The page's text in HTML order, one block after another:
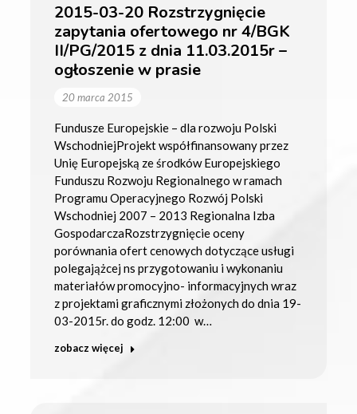
2015-03-20 Rozstrzygnięcie
zapytania ofertowego nr 4/BGK
II/PG/2015 z dnia 11.03.2015r –
ogłoszenie w prasie
20 marca 2015
Fundusze Europejskie – dla rozwoju Polski
WschodniejProjekt współfinansowany przez
Unię Europejską ze środków Europejskiego
Funduszu Rozwoju Regionalnego w ramach
Programu Operacyjnego Rozwój Polski
Wschodniej 2007 – 2013 Regionalna Izba
GospodarczaRozstrzygnięcie oceny
porównania ofert cenowych dotyczące usługi
polegajążcej ns przygotowaniu i wykonaniu
materiałów promocyjno- informacyjnych wraz
z projektami graficznymi złożonych do dnia 19-
03-2015r. do godz. 12:00 w…
zobacz więcej